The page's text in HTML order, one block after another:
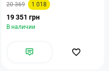
20 369 1 018
19 351 грн
В наличии